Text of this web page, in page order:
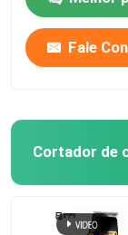
Quem Somos
notícias
Fale
Cortador de